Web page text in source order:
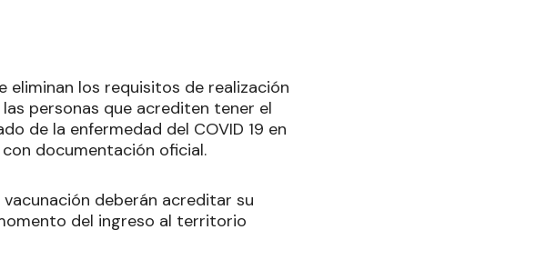
los requisitos de realización
personas que acrediten tener el
de la enfermedad del COVID 19 en
documentación oficial.
deberán acreditar su
del ingreso al territorio